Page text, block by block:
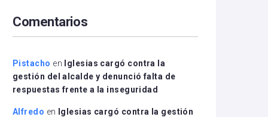
disminuir
el
Comentarios
Pistacho en
Iglesias cargó contra la
gestión del alcalde y denunció falta de
respuestas frente a la inseguridad
Alfredo en
Iglesias cargó contra la gestión